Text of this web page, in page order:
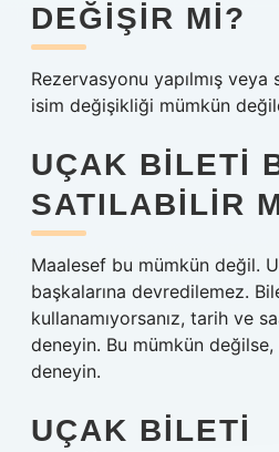
DEĞIŞIR MI?
Rezervasyonu yapılmış veya
isim değişikliği mümkün
UÇAK BILETI
SATILABILIR
Maalesef bu mümkün değil.
başkalarına devredilemez.
kullanamıyorsanız, tarih ve
deneyin. Bu mümkün
deneyin.
UÇAK BILETI